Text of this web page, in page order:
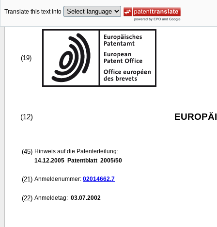
Translate this text into
(19)
(12)
(45) Hinweis auf die Patenterteilung:
14.12.2005 Patentblatt 2005/50
(21) Anmeldenummer: 02014662.7
(22) Anmeldetag: 03.07.2002